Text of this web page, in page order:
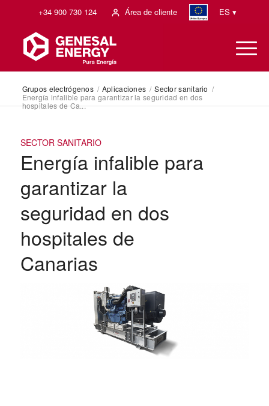
+34 900 730 124 Área de cliente ES ▾
Grupos electrógenos / Aplicaciones / Sector sanitario /
Energía infalible para garantizar la seguridad en dos
hospitales de Ca...
SECTOR SANITARIO
Energía infalible para
garantizar la
seguridad en dos
hospitales de
Canarias